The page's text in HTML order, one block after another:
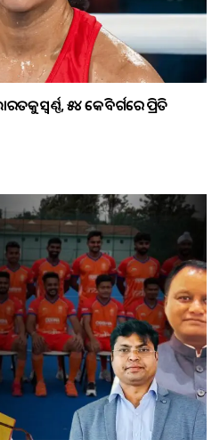
ସ୍ବର୍ଣ୍ଣ, ୫୪ କେଜି ବର୍ଗରେ ପ୍ରିତି